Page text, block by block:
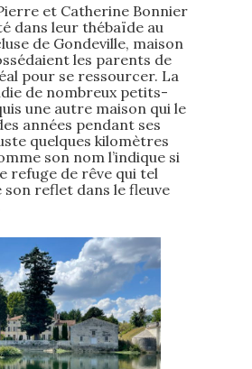
et Catherine Bonnier
dans leur thébaïde au
de Gondeville, maison
les parents de
pour se ressourcer. La
de nombreux petits-
une autre maison qui le
années pendant ses
quelques kilomètres
son nom l’indique si
refuge de rêve qui tel
reflet dans le fleuve